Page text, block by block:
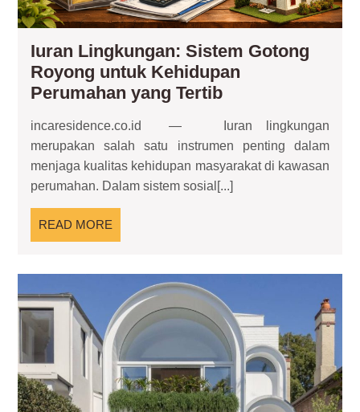
Iuran Lingkungan: Sistem Gotong
Royong untuk Kehidupan
Perumahan yang TertibIuran
Sistem
Gotong
Royong
untuk
Tertib
incaresidence.co.id — Iuran lingkungan
merupakan salah satu instrumen penting dalam
menjaga kualitas kehidupan masyarakat di kawasan
perumahan. Dalam sistem sosial[...]
READ MORE
MORE